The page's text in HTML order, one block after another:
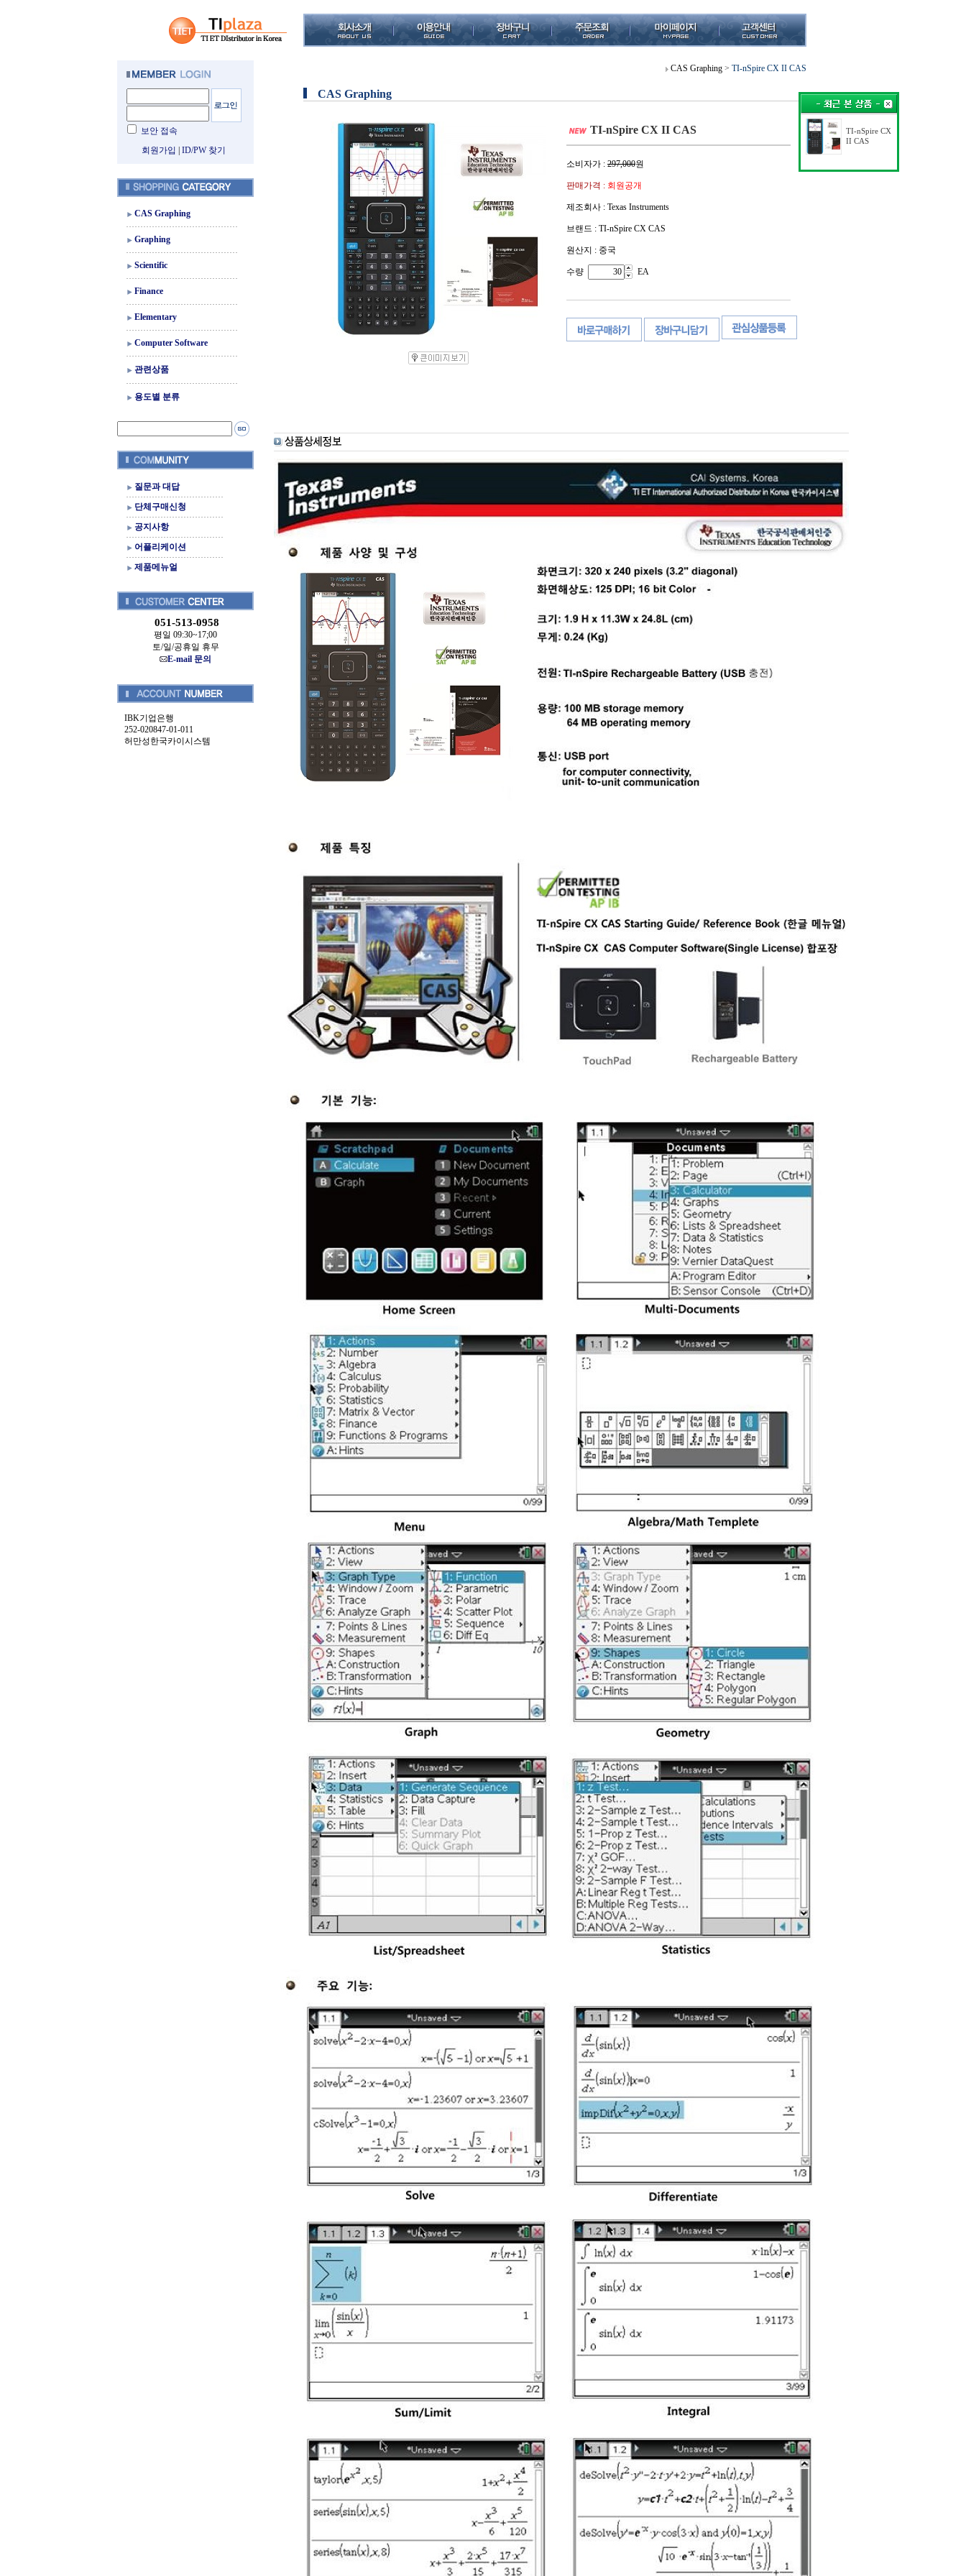
보안 접속
회원가입
ID/PW 찾기
CAS Graphing
Graphing
Scientific
Finance
Elementary
Computer Software
관련상품
용도별 분류
질문과 대답
단체구매신청
공지사항
어플리케이션
제품메뉴얼
051-513-0958
평일 09:30~17;00
토/일/공휴일 휴무
E-mail 문의
IBK기업은행
252-020847-01-011
허만성한국카이시스템
CAS Graphing > TI-nSpire CX II CAS
CAS Graphing
TI-nSpire CX II CAS
소비자가 : 297,000원
판매가격 : 회원공개
제조회사 : Texas Instruments
브랜드 : TI-nSpire CX CAS
원산지 : 중국
수량 EA
TI-nSpire CX
II CAS